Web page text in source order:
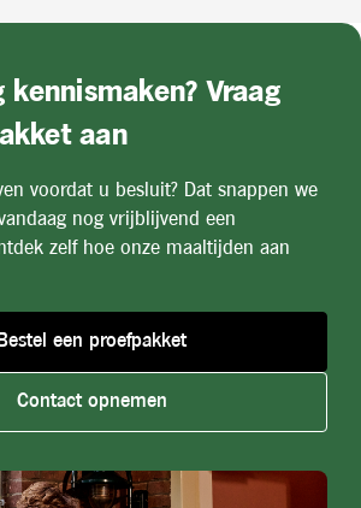
kennismaken? Vraag
aan
voordat u besluit? Dat snappen we
nog vrijblijvend een
zelf hoe onze maaltijden aan
Bestel een proefpakket
Contact opnemen